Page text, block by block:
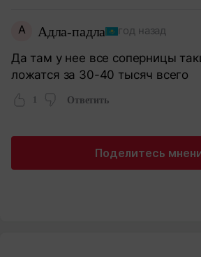
А Адла-падла год назад
Да там у нее все соперницы
ложатся за 30-40 тысяч всего
Ответить
Поделитесь